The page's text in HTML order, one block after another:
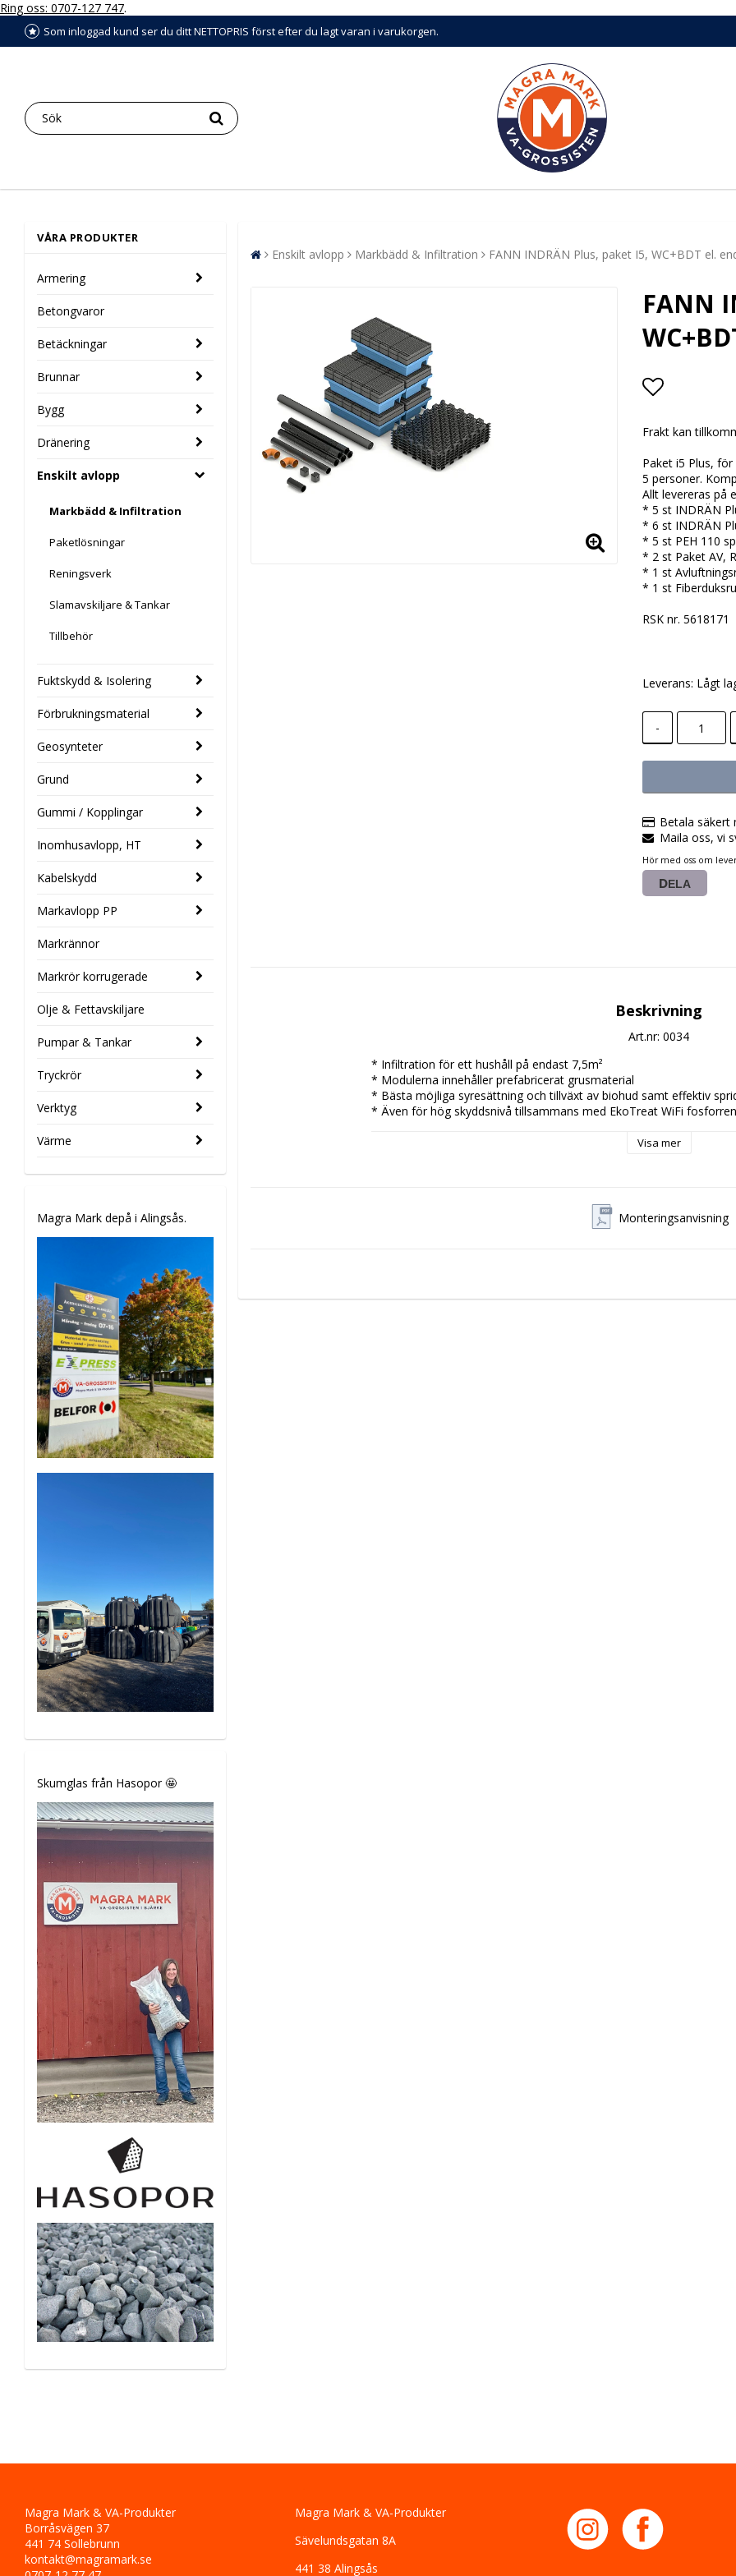
Ring oss: 0707-127 747.
Som inloggad kund ser du ditt NETTOPRIS först efter du lagt varan i varukorgen.
VÅRA PRODUKTER
Armering
Betongvaror
Betäckningar
Brunnar
Bygg
Dränering
Enskilt avlopp
Markbädd & Infiltration
Paketlösningar
Reningsverk
Slamavskiljare & Tankar
Tillbehör
Fuktskydd & Isolering
Förbrukningsmaterial
Geosynteter
Grund
Gummi / Kopplingar
Inomhusavlopp, HT
Kabelskydd
Markavlopp PP
Markrännor
Markrör korrugerade
Olje & Fettavskiljare
Pumpar & Tankar
Tryckrör
Verktyg
Värme
Magra Mark depå i Alingsås.
Skumglas från Hasopor 🤩
Enskilt avlopp Markbädd & Infiltration FANN INDRÄN Plus, paket I5, WC+BDT el.
FANN
Lägg
Frakt kan
Paket i5 Plus,
5 personer.
Allt levereras på
* 5 st INDRÄN
* 6 st INDRÄN
* 5 st PEH 110
* 2 st Paket AV,
* 1 st
* 1 st
RSK nr. 5618171
Leverans: Lågt
-
Betala säkert
Maila oss, vi
Hör med oss om
DELA
Beskrivning
Art.nr: 0034
* Infiltration för ett hushåll på endast 7,5m²
* Modulerna innehåller prefabricerat grusmaterial
* Bästa möjliga syresättning och tillväxt av biohud samt effektiv
* Även för hög skyddsnivå tillsammans med EkoTreat WiFi
Visa mer
Monteringsanvisning
Magra Mark & VA-Produkter
Borråsvägen 37
441 74 Sollebrunn
kontakt@magramark.se
Magra Mark & VA-Produkter
Sävelundsgatan 8A
441 38 Alingsås